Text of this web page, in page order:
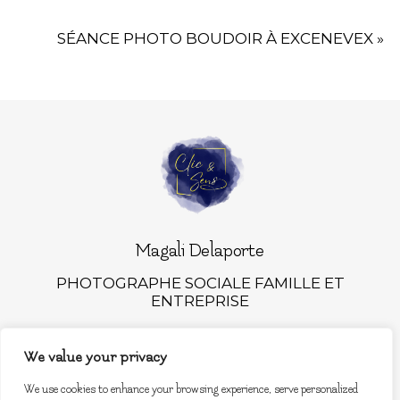
We value your privacy
We use cookies to enhance your browsing experience, serve personalized
SÉANCE PHOTO BOUDOIR À EXCENEVEX »
Magali Delaporte
PHOTOGRAPHE SOCIALE FAMILLE ET
ENTREPRISE
MATERNITÉ
FAMILLE